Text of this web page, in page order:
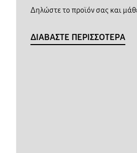
Δηλώστε το προϊόν σας και
ΔΙΑΒΑΣΤΕ ΠΕΡΙΣΣΟΤΕΡΑ